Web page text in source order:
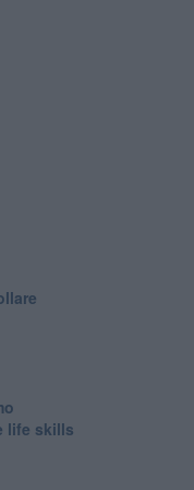
life skills